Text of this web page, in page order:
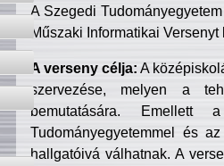
A Szegedi
Műszaki Informatikai
A verseny célja: A
szervezése, melyen a
bemutatására. Emellett
Tudományegyetemmel és
hallgatóivá válhatnak. A